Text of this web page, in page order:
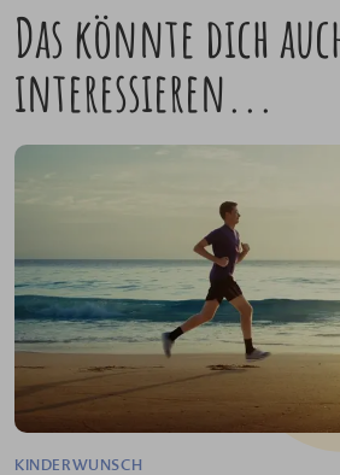
Das könnte dich
interessieren...
KINDERWUNSCH